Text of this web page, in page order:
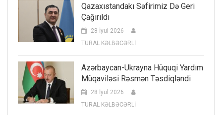
Qazaxıstandakı Səfirimiz Də Geri
Çağırıldı
28 İyul 2026
TURAL KƏLBƏCƏRLİ
Azərbaycan-Ukrayna Hüquqi Yardım
Müqaviləsi Rəsmən Təsdiqləndi
28 İyul 2026
TURAL KƏLBƏCƏRLİ